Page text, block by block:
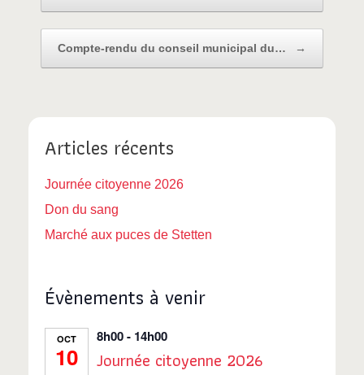
Compte-rendu du conseil municipal du… →
Articles récents
Journée citoyenne 2026
Don du sang
Marché aux puces de Stetten
Évènements à venir
OCT
10
8h00- 14h00
Journée citoyenne 2026